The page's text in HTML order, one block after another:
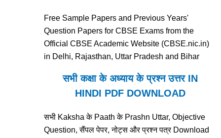
Free Sample Papers and Previous Years'
Question Papers for CBSE Exams from the
Official CBSE Academic Website (CBSE.nic.in)
in Delhi, Rajasthan, Uttar Pradesh and Bihar
सभी कक्षा के अध्याय के प्रश्न उत्तर IN
HINDI PDF DOWNLOAD
सभी Kaksha के Paath के Prashn Uttar, Objective
Question, सैंपल पेपर, नोट्स और प्रश्न पत्र Download